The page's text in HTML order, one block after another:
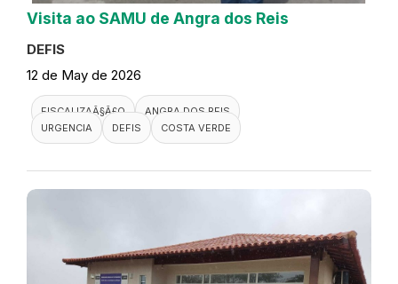
Visita ao SAMU de Angra dos Reis
DEFIS
12 de May de 2026
FISCALIZAÃ§Ã£O
ANGRA DOS REIS
URGENCIA
DEFIS COSTA VERDE